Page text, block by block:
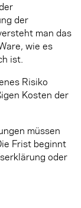
der
man das
wie es
ist.
Risiko
Kosten der
müssen
Frist beginnt
oder